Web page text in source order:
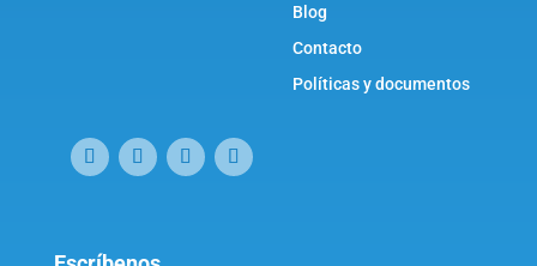
Blog
Contacto
Políticas y documentos